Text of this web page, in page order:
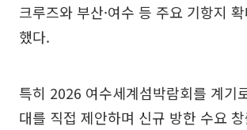
크루즈와 부산·여수 등 주요 기항지
했다.
특히 2026 여수세계섬박람회를 계기
대를 직접 제안하며 신규 방한 수요